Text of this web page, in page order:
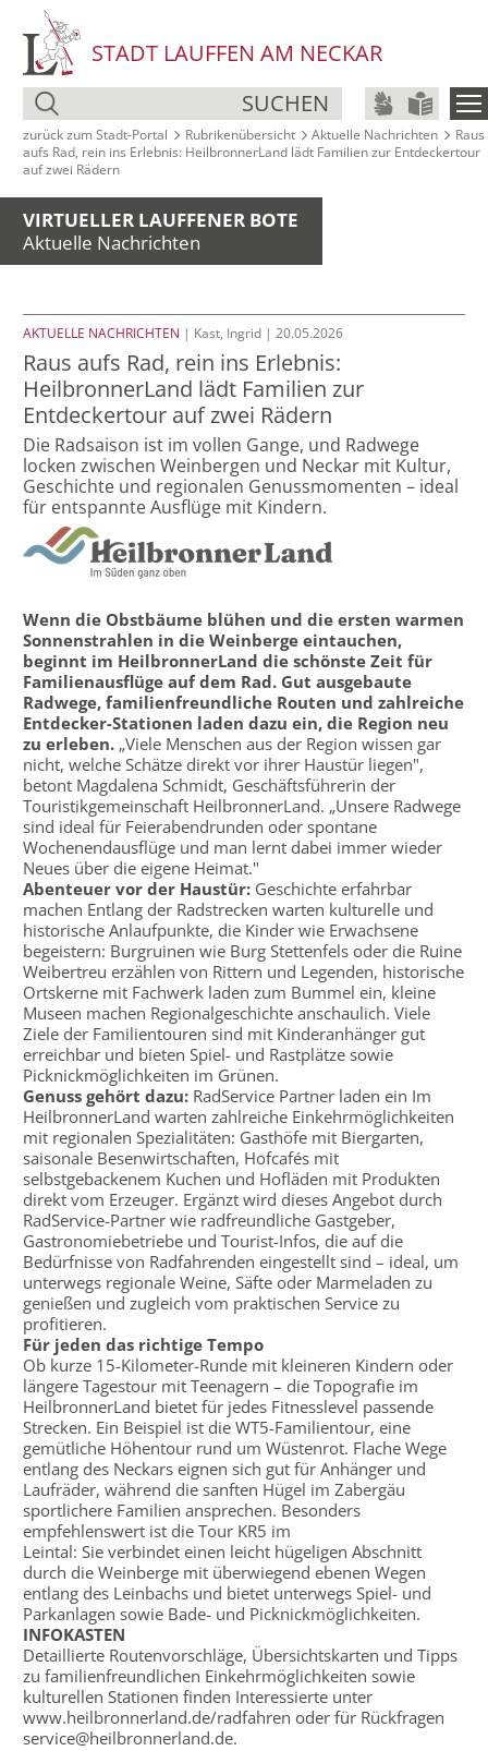
STADT LAUFFEN AM NECKAR
SUCHEN
zurück zum Stadt‑Portal Rubrikenübersicht Aktuelle Nachrichten
Raus
aufs Rad, rein ins Erlebnis: HeilbronnerLand lädt Familien zur Entdeckertour
auf zwei Rädern
VIRTUELLER LAUFFENER BOTE
Aktuelle Nachrichten
AKTUELLE NACHRICHTEN | Kast, Ingrid | 20.05.2026
Raus aufs Rad, rein ins Erlebnis:
HeilbronnerLand lädt Familien zur
Entdeckertour auf zwei Rädern
Die Radsaison ist im vollen Gange, und Radwege
locken zwischen Weinbergen und Neckar mit Kultur,
Geschichte und regionalen Genussmomenten – ideal
für entspannte Ausflüge mit Kindern.
Wenn die Obstbäume blühen und die ersten warmen
Sonnenstrahlen in die Weinberge eintauchen,
beginnt im HeilbronnerLand die schönste Zeit für
Familienausflüge auf dem Rad. Gut ausgebaute
Radwege, familienfreundliche Routen und zahlreiche
Entdecker-Stationen laden dazu ein, die Region neu
zu erleben. „Viele Menschen aus der Region wissen gar
nicht, welche Schätze direkt vor ihrer Haustür liegen",
betont Magdalena Schmidt, Geschäftsführerin der
Touristikgemeinschaft HeilbronnerLand. „Unsere Radwege
sind ideal für Feierabendrunden oder spontane
Wochenendausflüge und man lernt dabei immer wieder
Neues über die eigene Heimat."
Abenteuer vor der Haustür: Geschichte erfahrbar
machen Entlang der Radstrecken warten kulturelle und
historische Anlaufpunkte, die Kinder wie Erwachsene
begeistern: Burgruinen wie Burg Stettenfels oder die Ruine
Weibertreu erzählen von Rittern und Legenden, historische
Ortskerne mit Fachwerk laden zum Bummel ein, kleine
Museen machen Regionalgeschichte anschaulich. Viele
Ziele der Familientouren sind mit Kinderanhänger gut
erreichbar und bieten Spiel- und Rastplätze sowie
Picknickmöglichkeiten im Grünen.
Genuss gehört dazu: RadService Partner laden ein Im
HeilbronnerLand warten zahlreiche Einkehrmöglichkeiten
mit regionalen Spezialitäten: Gasthöfe mit Biergarten,
saisonale Besenwirtschaften, Hofcafés mit
selbstgebackenem Kuchen und Hofläden mit Produkten
direkt vom Erzeuger. Ergänzt wird dieses Angebot durch
RadService-Partner wie radfreundliche Gastgeber,
Gastronomiebetriebe und Tourist-Infos, die auf die
Bedürfnisse von Radfahrenden eingestellt sind – ideal, um
unterwegs regionale Weine, Säfte oder Marmeladen zu
genießen und zugleich vom praktischen Service zu
profitieren.
Für jeden das richtige Tempo
Ob kurze 15-Kilometer-Runde mit kleineren Kindern oder
längere Tagestour mit Teenagern – die Topografie im
HeilbronnerLand bietet für jedes Fitnesslevel passende
Strecken. Ein Beispiel ist die WT5-Familientour, eine
gemütliche Höhentour rund um Wüstenrot. Flache Wege
entlang des Neckars eignen sich gut für Anhänger und
Laufräder, während die sanften Hügel im Zabergäu
sportlichere Familien ansprechen. Besonders
empfehlenswert ist die Tour KR5 im
Leintal: Sie verbindet einen leicht hügeligen Abschnitt
durch die Weinberge mit überwiegend ebenen Wegen
entlang des Leinbachs und bietet unterwegs Spiel- und
Parkanlagen sowie Bade- und Picknickmöglichkeiten.
INFOKASTEN
Detaillierte Routenvorschläge, Übersichtskarten und Tipps
zu familienfreundlichen Einkehrmöglichkeiten sowie
kulturellen Stationen finden Interessierte unter
www.heilbronnerland.de/radfahren oder für Rückfragen
service@heilbronnerland.de.